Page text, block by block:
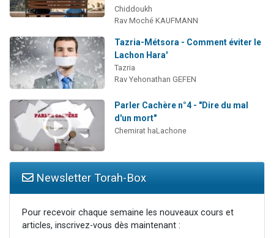
Chiddoukh
Rav Moché KAUFMANN
Tazria-Métsora - Comment éviter le
Lachon Hara'
Tazria
Rav Yehonathan GEFEN
Parler Cachère n°4 - "Dire du mal
d'un mort"
Chemirat haLachone
Newsletter Torah-Box
Pour recevoir chaque semaine les nouveaux cours et
articles, inscrivez-vous dès maintenant :